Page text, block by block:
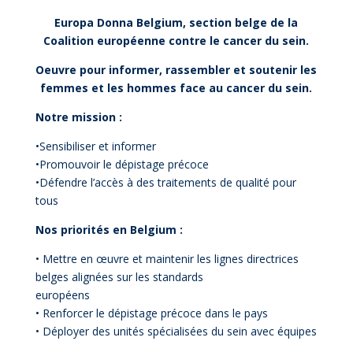
Europa Donna Belgium, section belge de la
Coalition européenne contre le cancer du sein.
Oeuvre pour informer, rassembler et soutenir les
femmes et les hommes face au cancer du sein.
Notre mission :
•Sensibiliser et informer
•Promouvoir le dépistage précoce
•Défendre l’accès à des traitements de qualité pour
tous
Nos priorités en Belgium :
• Mettre en œuvre et maintenir les lignes directrices
belges alignées sur les standards
européens
• Renforcer le dépistage précoce dans le pays
• Déployer des unités spécialisées du sein avec équipes